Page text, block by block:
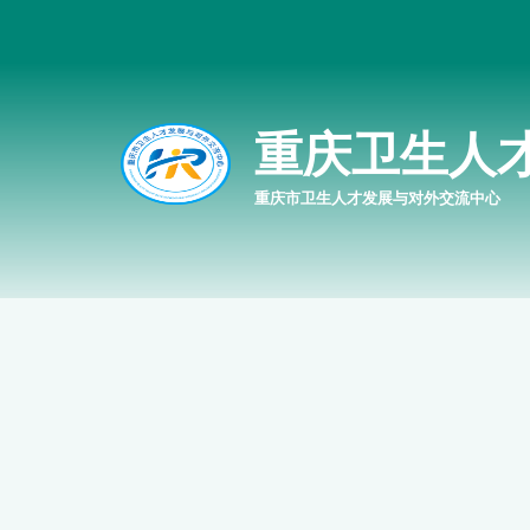
重庆卫生人
重庆市卫生人才发展与对外交流中心